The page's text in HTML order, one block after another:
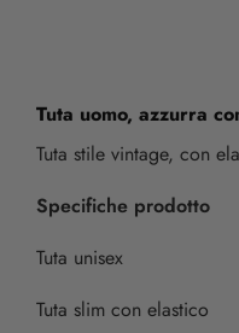
Tuta uomo, azzurra
Tuta stile vintage, con
Specifiche prodotto
Tuta unisex
Tuta slim con elastico